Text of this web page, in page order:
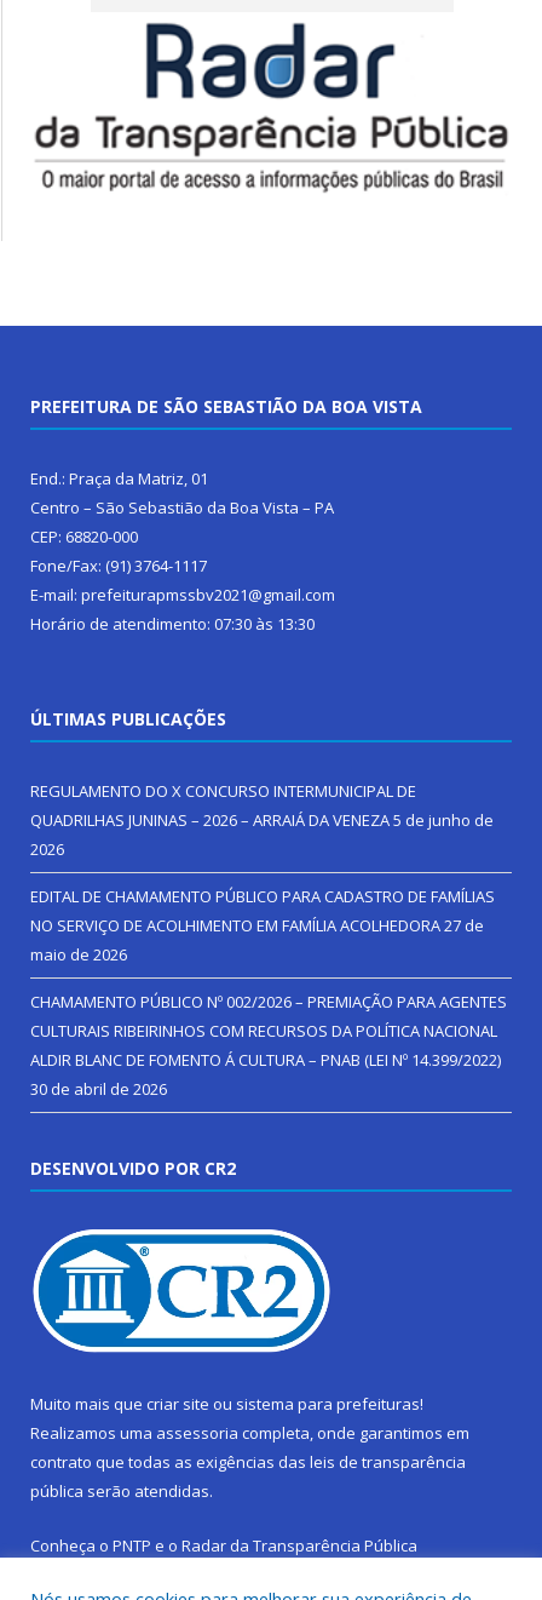
PREFEITURA DE SÃO SEBASTIÃO DA BOA VISTA
End.: Praça da Matriz, 01
Centro – São Sebastião da Boa Vista – PA
CEP: 68820-000
Fone/Fax: (91) 3764-1117
E-mail: prefeiturapmssbv2021@gmail.com
Horário de atendimento: 07:30 às 13:30
ÚLTIMAS PUBLICAÇÕES
REGULAMENTO DO X CONCURSO INTERMUNICIPAL DE
QUADRILHAS JUNINAS – 2026 – ARRAIÁ DA VENEZA5 de junho de
2026
EDITAL DE CHAMAMENTO PÚBLICO PARA CADASTRO DE FAMÍLIAS
NO SERVIÇO DE ACOLHIMENTO EM FAMÍLIA ACOLHEDORA27 de
maio de 2026
CHAMAMENTO PÚBLICO Nº 002/2026 – PREMIAÇÃO PARA AGENTES
CULTURAIS RIBEIRINHOS COM RECURSOS DA POLÍTICA NACIONAL
ALDIR BLANC DE FOMENTO Á CULTURA – PNAB (LEI Nº 14.399/2022)
30 de abril de 2026
DESENVOLVIDO POR CR2
Muito mais que criar site ou sistema para prefeituras!
Realizamos uma assessoria completa, onde garantimos em
contrato que todas as exigências das leis de transparência
pública serão atendidas.
Conheça o PNTP e o Radar da Transparência Pública